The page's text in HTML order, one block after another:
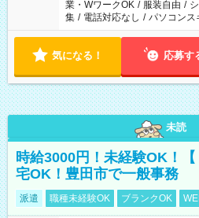
業・WワークOK / 服装自由 /
集 / 電話対応なし / パソコンス
気になる！ 応募す
未読
時給3000円！未経験OK！
宅OK！豊田市で一般事務
派遣 職種未経験OK ブランクOK